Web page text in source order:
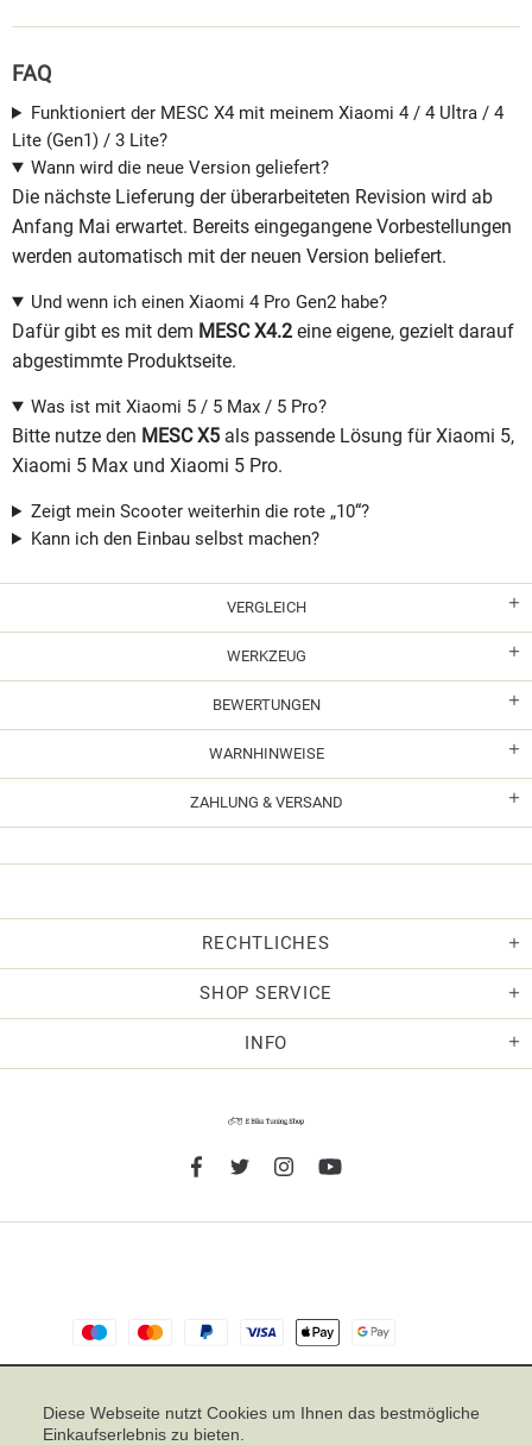
FAQ
Funktioniert der MESC X4 mit meinem Xiaomi 4 / 4 Ultra / 4
Lite (Gen1) / 3 Lite?
Wann wird die neue Version geliefert?
Die nächste Lieferung der überarbeiteten Revision wird ab
Anfang Mai erwartet. Bereits eingegangene Vorbestellungen
werden automatisch mit der neuen Version beliefert.
Und wenn ich einen Xiaomi 4 Pro Gen2 habe?
Dafür gibt es mit dem MESC X4.2 eine eigene, gezielt darauf
abgestimmte Produktseite.
Was ist mit Xiaomi 5 / 5 Max / 5 Pro?
Bitte nutze den MESC X5 als passende Lösung für Xiaomi 5,
Xiaomi 5 Max und Xiaomi 5 Pro.
Zeigt mein Scooter weiterhin die rote „10“?
Kann ich den Einbau selbst machen?
VERGLEICH
WERKZEUG
BEWERTUNGEN
WARNHINWEISE
ZAHLUNG & VERSAND
RECHTLICHES
SHOP SERVICE
INFO
Noch sind keine Bewertungen vorhanden.
Diese Webseite nutzt Cookies um Ihnen das bestmögliche
Einkaufserlebnis zu bieten.